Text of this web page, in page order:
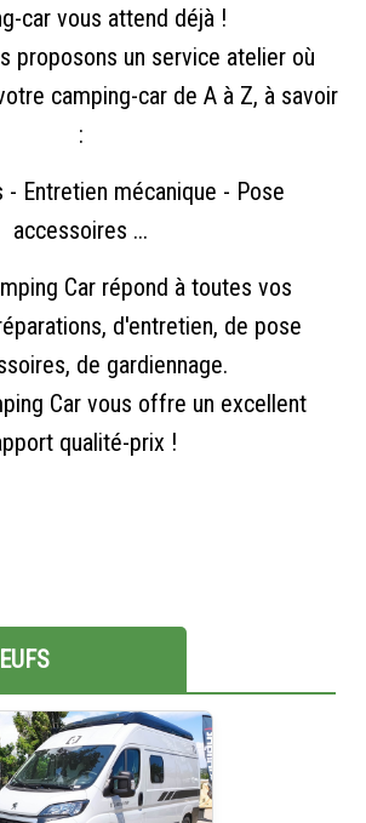
car vous attend déjà !
proposons un service atelier où
camping-car de A à Z, à savoir
:
- Entretien mécanique - Pose
accessoires ...
Car répond à toutes vos
d'entretien, de pose
de gardiennage.
Car vous offre un excellent
qualité-prix !